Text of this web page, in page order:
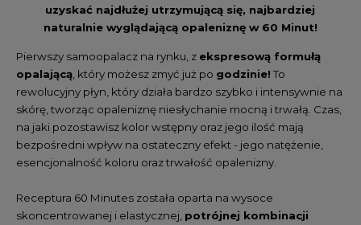
uzyskać najdłużej utrzymującą się, najbardziej
naturalnie wyglądającą opaleniznę w 60 Minut!
Pierwszy samoopalacz na rynku, z ekspresową formułą
opalającą, który możesz zmyć już po godzinie!To
rewolucyjny płyn, który działa bardzo szybko i intensywnie na
skórę, tworząc opaleniznę niesłychanie mocną i trwałą. Czas,
na jaki pozostawisz kolor wstępny oraz jego ilość mają
bezpośredni wpływ na ostateczny efekt - jego natężenie,
esencjonalność koloru oraz trwałość opalenizny.
Receptura 60 Minutes została oparta na wysoce
skoncentrowanej i elastycznej, potrójnej kombinacji